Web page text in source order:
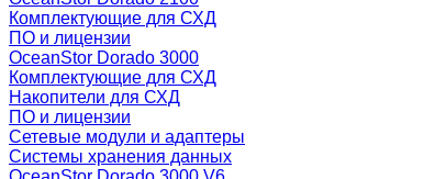
Комплектующие для СХД
ПО и лицензии
OceanStor Dorado 3000
Комплектующие для СХД
Накопители для СХД
ПО и лицензии
Сетевые модули и адаптеры
Системы хранения данных